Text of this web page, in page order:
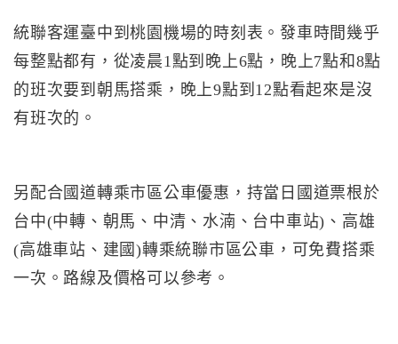
統聯客運臺中到桃園機場的時刻表。發車時間幾乎
每整點都有，從凌晨1點到晚上6點，晚上7點和8點
的班次要到朝馬搭乘，晚上9點到12點看起來是沒
有班次的。
另配合國道轉乘市區公車優惠，持當日國道票根於
台中(中轉、朝馬、中清、水湳、台中車站)、高雄
(高雄車站、建國)轉乘統聯市區公車，可免費搭乘
一次。路線及價格可以參考。